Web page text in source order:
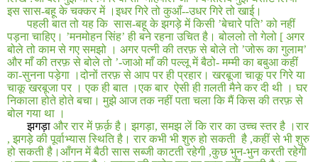
इस सास-बहू के चक्कर में ।इधर गिरे तो कुआँ--उधर गिरे तो खाई।
पहली बात तो यह कि सास-बहू के झगड़े में किसी ’बेचारे पति’ को नहीं
पड़ना चाहिए। ’मनमोहन सिंह’ ही बने रहना उचित है। बोललो तो गेलो [ अगर
बोले तो काम से गए समझो । अगर पत्नी की तरफ़ से बोले तो ’जोरू का गुलाम’
और माँ की तरफ़ से बोले तो ’-जाओ माँ की पल्लू में बैठो-मम्मी का बबुआ कहीं
का-सुनना पड़ेगा ।दोनों तरफ़ से आप पर ही प्रहार। खरबूजा चाकू पर गिरे या
चाकू खरबूजा पर । एक ही बात ।एक बार ऐसी ही ग़लती मैने कर दी थी । घर
निकाला होते होते बचा। मुझे आज तक नहीं पता चला कि मैं किस की तरफ़ से
बोल गया था ।
झगड़ा और रार में फ़र्क़ है। झगड़ा,समझ लें कि रार का उच्च स्तर है ।रार
, झगड़े की पूर्वाभ्यास स्थिति है। रार कभी भी शुरु हो सकती है ,कहीं से भी शुरु
हो सकती है।आँगन में बैठी सास सब्जी काटती रहेगी ,कुछ भुन-भुन करती रहेगी